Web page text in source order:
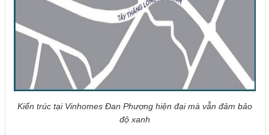
Kiến trúc tại Vinhomes Đan Phượng hiện đại mà vẫn đảm bảo
độ xanh